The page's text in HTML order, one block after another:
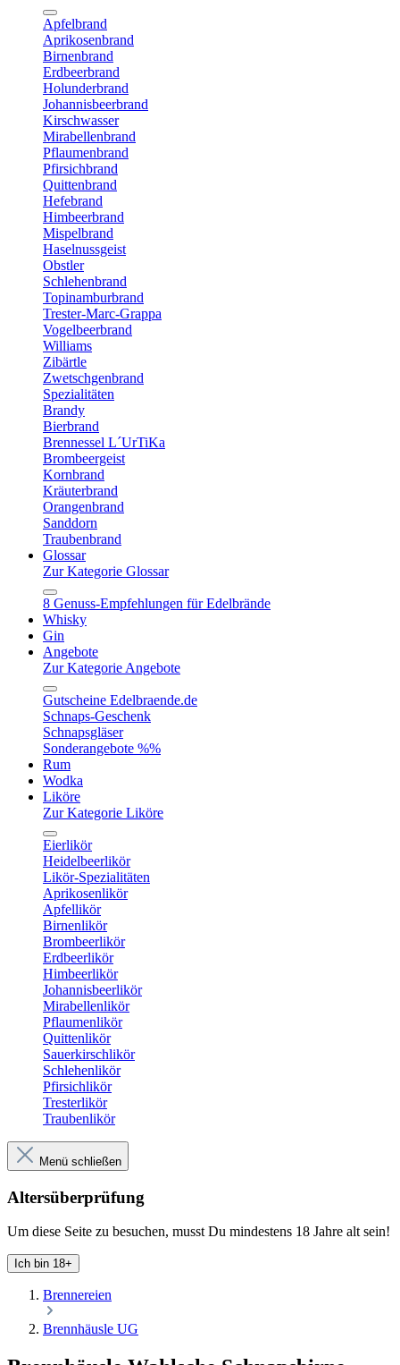
Apfelbrand
Aprikosenbrand
Birnenbrand
Erdbeerbrand
Holunderbrand
Johannisbeerbrand
Kirschwasser
Mirabellenbrand
Pflaumenbrand
Pfirsichbrand
Quittenbrand
Hefebrand
Himbeerbrand
Mispelbrand
Haselnussgeist
Obstler
Schlehenbrand
Topinamburbrand
Trester-Marc-Grappa
Vogelbeerbrand
Williams
Zibärtle
Zwetschgenbrand
Spezialitäten
Brandy
Bierbrand
Brennessel L´UrTiKa
Brombeergeist
Kornbrand
Kräuterbrand
Orangenbrand
Sanddorn
Traubenbrand
Glossar
Zur Kategorie Glossar
8 Genuss-Empfehlungen für Edelbrände
Whisky
Gin
Angebote
Zur Kategorie Angebote
Gutscheine Edelbraende.de
Schnaps-Geschenk
Schnapsgläser
Sonderangebote %%
Rum
Wodka
Liköre
Zur Kategorie Liköre
Eierlikör
Heidelbeerlikör
Likör-Spezialitäten
Aprikosenlikör
Apfellikör
Birnenlikör
Brombeerlikör
Erdbeerlikör
Himbeerlikör
Johannisbeerlikör
Mirabellenlikör
Pflaumenlikör
Quittenlikör
Sauerkirschlikör
Schlehenlikör
Pfirsichlikör
Tresterlikör
Traubenlikör
Menü schließen
Altersüberprüfung
Um diese Seite zu besuchen, musst Du mindestens 18 Jahre alt sein!
Ich bin 18+
Brennereien
Brennhäusle UG